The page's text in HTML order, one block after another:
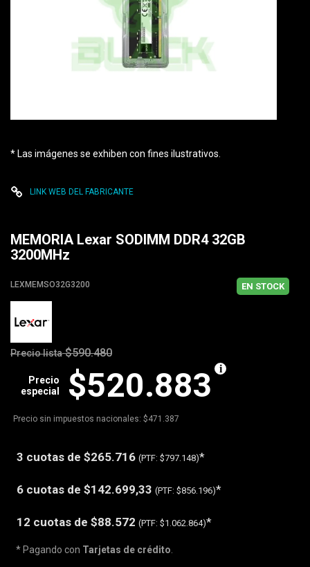
* Las imágenes se exhiben con fines ilustrativos.
LINK WEB DEL FABRICANTE
MEMORIA Lexar SODIMM DDR4 32GB
3200MHz
LEXMEMSO32G3200 EN STOCK
Precio lista $590.480
$520.883
Precio
especial
Precio sin impuestos nacionales: $471.387
3 cuotas de $265.716 (PTF: $797.148)*
6 cuotas de $142.699,33 (PTF: $856.196)*
12 cuotas de $88.572 (PTF: $1.062.864)*
* Pagando con Tarjetas de crédito